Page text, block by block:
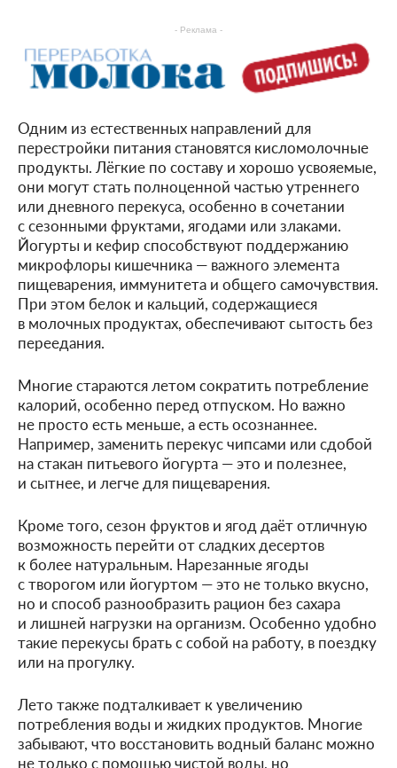
- Реклама -
Одним из естественных направлений для
перестройки питания становятся кисломолочные
продукты. Лёгкие по составу и хорошо усвояемые,
они могут стать полноценной частью утреннего
или дневного перекуса, особенно в сочетании
с сезонными фруктами, ягодами или злаками.
Йогурты и кефир способствуют поддержанию
микрофлоры кишечника — важного элемента
пищеварения, иммунитета и общего самочувствия.
При этом белок и кальций, содержащиеся
в молочных продуктах, обеспечивают сытость без
переедания.
Многие стараются летом сократить потребление
калорий, особенно перед отпуском. Но важно
не просто есть меньше, а есть осознаннее.
Например, заменить перекус чипсами или сдобой
на стакан питьевого йогурта — это и полезнее,
и сытнее, и легче для пищеварения.
Кроме того, сезон фруктов и ягод даёт отличную
возможность перейти от сладких десертов
к более натуральным. Нарезанные ягоды
с творогом или йогуртом — это не только вкусно,
но и способ разнообразить рацион без сахара
и лишней нагрузки на организм. Особенно удобно
такие перекусы брать с собой на работу, в поездку
или на прогулку.
Лето также подталкивает к увеличению
потребления воды и жидких продуктов. Многие
забывают, что восстановить водный баланс можно
не только с помощью чистой воды, но